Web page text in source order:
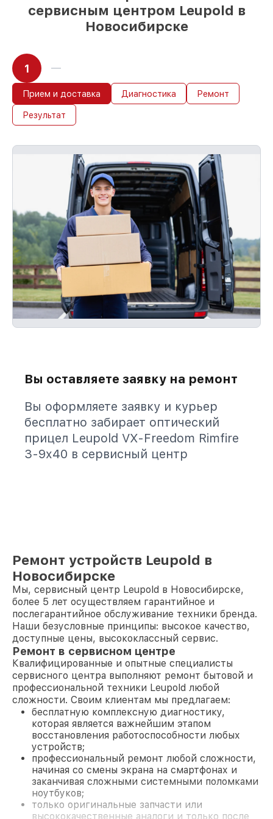
сервисным центром Leupold в
Новосибирске
1
Прием и доставка Диагностика Ремонт
Результат
Вы оставляете заявку на ремонт
Вы оформляете заявку и курьер
бесплатно забирает оптический
прицел Leupold VX-Freedom Rimfire
3-9x40 в сервисный центр
Ремонт устройств Leupold в
Новосибирске
Мы, сервисный центр Leupold в Новосибирске,
более 5 лет осуществляем гарантийное и
послегарантийное обслуживание техники бренда.
Наши безусловные принципы: высокое качество,
доступные цены, высококлассный сервис.
Ремонт в сервисном центре
Квалифицированные и опытные специалисты
сервисного центра выполняют ремонт бытовой и
профессиональной техники Leupold любой
сложности. Своим клиентам мы предлагаем:
бесплатную комплексную диагностику,
которая является важнейшим этапом
восстановления работоспособности любых
устройств;
профессиональный ремонт любой сложности,
начиная со смены экрана на смартфонах и
заканчивая сложными системными поломками
ноутбуков;
только оригинальные запчасти или
высококачественные аналоги и только после